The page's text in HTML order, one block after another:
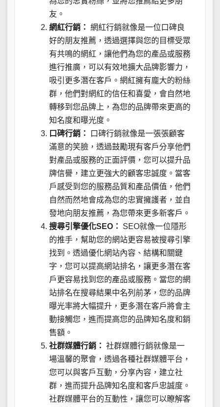
友。
網紅行銷： 網紅行銷就像是一位口碑良
好的朋友推薦，透過選擇與您的目標受眾
有共鳴的網紅，讓他們為您的產品或服務
進行推廣，可以有效地擴大品牌影響力，
吸引更多潛在客戶。網紅擁有龐大的粉絲
群，他們對網紅的信任和喜愛，會自然地
轉移到您品牌上，為您的品牌帶來更高的
知名度和曝光度。
口碑行銷：
口碑行銷就像是一張張顧客
滿意的笑臉，透過鼓勵現有客戶分享他們
對產品或服務的正面評價，您可以提升品
牌信譽，建立更強大的顧客忠誠度。當客
戶感受到您的服務品質和產品價值，他們
自然而然地會成為您的忠實擁護者，並自
發地向朋友推薦，為您帶來更多新客戶。
搜尋引擎優化SEO：
SEO就像一位隱形
的推手，幫助您的網站更容易被搜尋引擎
找到。透過優化網站內容、結構和關鍵
字，您可以提高網站排名，讓更多潛在客
戶更容易找到您的產品或服務。當您的網
站排名在搜尋結果中名列前茅，您的品牌
曝光率將大幅提升，更多潛在客戶將會主
動接觸您，進而提高您的品牌知名度和銷
售額。
社群媒體行銷： 社群媒體行銷就像是一
場溫馨的聚會，透過各種社群媒體平台，
您可以與客戶互動，分享內容，建立社
群，進而提升品牌知名度和客戶忠誠度。
社群媒體平台的互動性，讓您可以瞭解客